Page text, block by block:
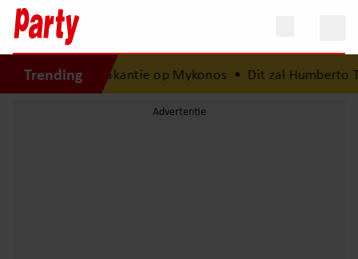
Trending
na van droomvakantie op Mykonos•Dit zal Humberto